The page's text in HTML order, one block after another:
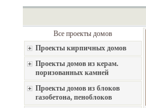
Все проекты домов
Проекты кирпичных домов
Проекты домов из керам.
поризованных камней
Проекты домов из блоков
газобетона, пеноблоков